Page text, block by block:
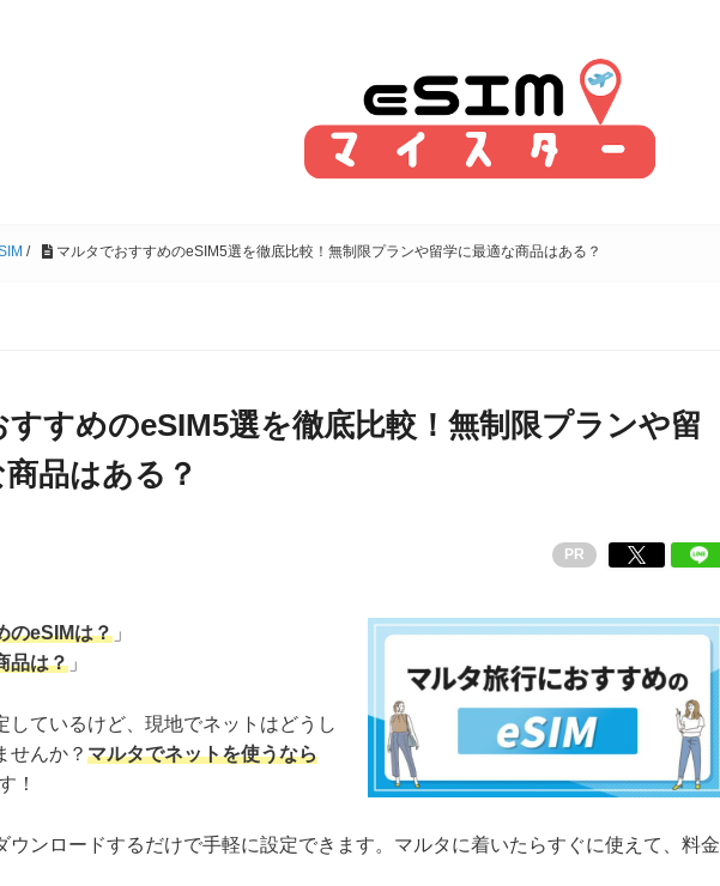
/ マルタでおすすめのeSIM5選を徹底比較！無制限プランや留学に最適な商品はある？
すめのeSIM5選を徹底比較！無制限プランや留
品はある？
PR
のeSIMは？ 」
品は？ 」
しているけど、現地でネットはどうし
せんか？ マルタでネットを使うなら
！
ウンロードするだけで手軽に設定できます。マルタに着いたらすぐに使えて、料金